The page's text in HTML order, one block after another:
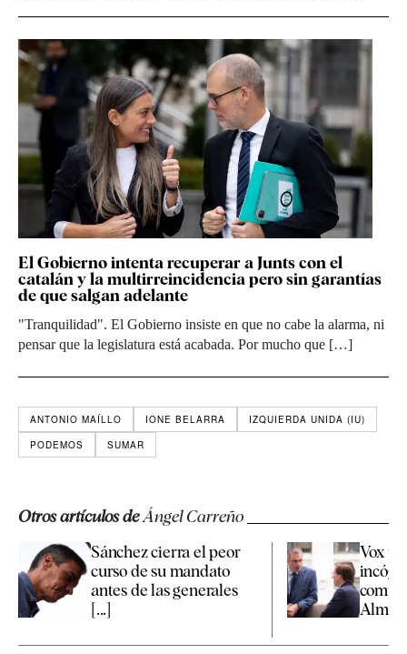
El Gobierno intenta recuperar a Junts con el
catalán y la multirreincidencia pero sin garantías
de que salgan adelante
"Tranquilidad". El Gobierno insiste en que no cabe la alarma, ni
pensar que la legislatura está acabada. Por mucho que […]
ANTONIO MAÍLLO IONE BELARRA
IZQUIERDA UNIDA (IU)
PODEMOS
SUMAR
Otros artículos deÁngel Carreño
Sánchez cierra el peor
curso de su mandato
antes de las generales
[...]
Vox